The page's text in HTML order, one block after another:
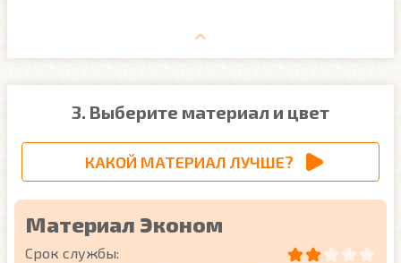
3. Выберите материал и цвет
КАКОЙ МАТЕРИАЛ ЛУЧШЕ?
Материал Эконом
Срок службы: